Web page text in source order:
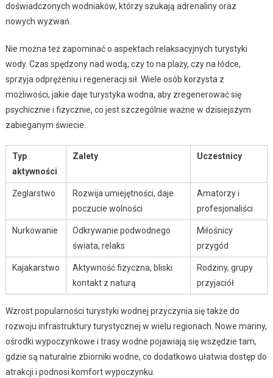
doświadczonych wodniaków, którzy szukają adrenaliny oraz
nowych wyzwań.
Nie można też zapominać o aspektach relaksacyjnych turystyki
wody. Czas spędzony nad wodą, czy to na plaży, czy na łódce,
sprzyja odprężeniu i regeneracji sił. Wiele osób korzysta z
możliwości, jakie daje turystyka wodna, aby zregenerować się
psychicznie i fizycznie, co jest szczególnie ważne w dzisiejszym
zabieganym świecie.
Typ
aktywności
Zalety Uczestnicy
Żeglarstwo
Rozwija umiejętności, daje
poczucie wolności
Amatorzy i
profesjonaliści
Nurkowanie
Odkrywanie podwodnego
świata, relaks
Miłośnicy
przygód
Kajakarstwo
Aktywność fizyczna, bliski
kontakt z naturą
Rodziny, grupy
przyjaciół
Wzrost popularności turystyki wodnej przyczynia się także do
rozwoju infrastruktury turystycznej w wielu regionach. Nowe mariny,
ośrodki wypoczynkowe i trasy wodne pojawiają się wszędzie tam,
gdzie są naturalne zbiorniki wodne, co dodatkowo ułatwia dostęp do
atrakcji i podnosi komfort wypoczynku.